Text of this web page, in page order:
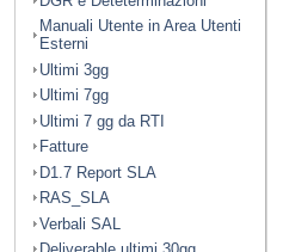
Manuali Utente in Area Utenti
Esterni
Ultimi 3gg
Ultimi 7gg
Ultimi 7 gg da RTI
Fatture
D1.7 Report SLA
RAS_SLA
Verbali SAL